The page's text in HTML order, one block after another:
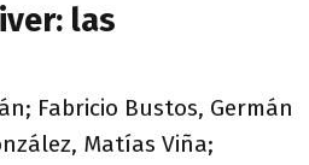
las
Fabricio Bustos, Germán
Matías Viña;